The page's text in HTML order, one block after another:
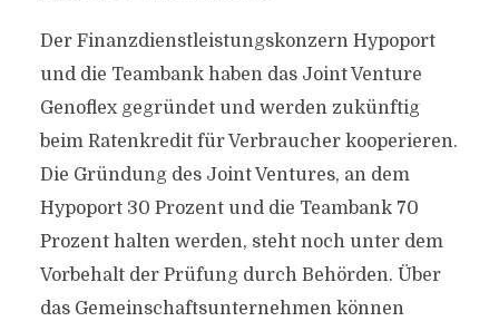
Der Finanzdienstleistungskonzern Hypoport
und die Teambank haben das Joint Venture
Genoflex gegründet und werden zukünftig
beim Ratenkredit für Verbraucher kooperieren.
Die Gründung des Joint Ventures, an dem
Hypoport 30 Prozent und die Teambank 70
Prozent halten werden, steht noch unter dem
Vorbehalt der Prüfung durch Behörden. Über
das Gemeinschaftsunternehmen können